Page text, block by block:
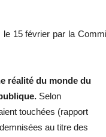
15 février par la
réalité du monde du
Selon
touchées (rapport
au titre des